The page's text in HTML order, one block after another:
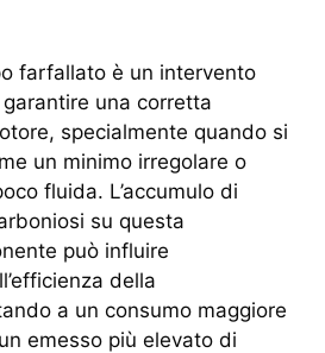
farfallato è un intervento
una corretta
specialmente quando si
un minimo irregolare o
fluida. L’accumulo di
su questa
può influire
della
a un consumo maggiore
emesso più elevato di